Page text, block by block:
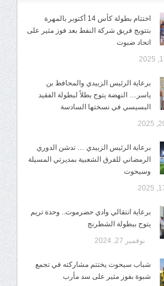
اختتام بطولة كأس 14 أكتوبر بالمهرة
بتتويج فريق شركة النفط بعد فوز مثير على
اتحاد ضبوت
برعاية الرئيس الزبيدي والمحافظ بن
ياسر… النهضة يتوج بطلاً لبطولة الفقيد
البسيسي في نسختها السادسة
برعاية الرئيس الزبيدي … تدشن الدوري
الرمضاني للفرق الشعبية بمديرتي المسيلة
وسيحوت
برعاية انتقالي وادي حضرموت.. وحدة تريم
يتوج ببطولة الشطرنج
نوفمبر 27, 2024
شباب سيحوت يختتم مشاركته في تجمع
شبوة بفوز مثير على سد مأرب